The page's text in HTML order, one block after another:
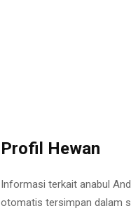
Profil Hewan
Informasi terkait anabul
otomatis tersimpan dalam